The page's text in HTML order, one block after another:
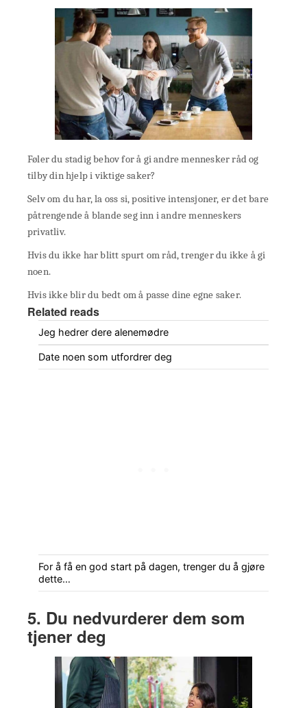
Føler du stadig behov for å gi andre mennesker råd og
tilby din hjelp i viktige saker?
Selv om du har, la oss si, positive intensjoner, er det bare
påtrengende å blande seg inn i andre menneskers
privatliv.
Hvis du ikke har blitt spurt om råd, trenger du ikke å gi
noen.
Hvis ikke blir du bedt om å passe dine egne saker.
Related reads
Jeg hedrer dere alenemødre
Date noen som utfordrer deg
For å få en god start på dagen, trenger du å gjøre
dette…
5. Du nedvurderer dem som
tjener deg